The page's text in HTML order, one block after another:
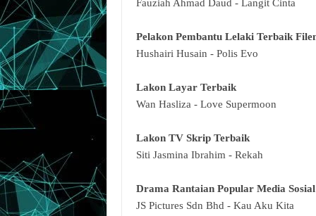
Fauziah Ahmad Daud - Langit Cinta
Pelakon Pembantu Lelaki Terbaik
Hushairi Husain - Polis Evo
Lakon Layar Terbaik
Wan Hasliza - Love Supermoon
Lakon TV Skrip Terbaik
Siti Jasmina Ibrahim - Rekah
Drama Rantaian Popular Media Sosial
JS Pictures Sdn Bhd - Kau Aku Kita